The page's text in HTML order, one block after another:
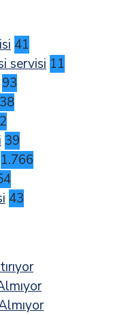
41
servisi 11
93
38
39
1.766
43